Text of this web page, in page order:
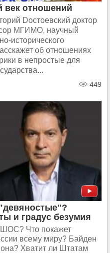
отношений
Dостоевский доктор
МГИМО, научный
исторического
об отношениях
в непростые для
449
и градус безумия
ШОС? Что покажет
всему миру? Байден
Хватит ли Штатам